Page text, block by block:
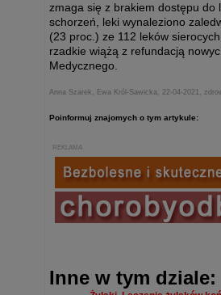
zmaga się z brakiem dostępu do
schorzeń, leki wynaleziono
(23 proc.) ze 112 leków
rzadkie wiążą z refundacją
Medycznego.
Anna Szarek, Ewa Król-Sawicka, 22-04-2021,
Poinformuj znajomych o tym artykule:
REKLAMA
Inne w tym dziale: